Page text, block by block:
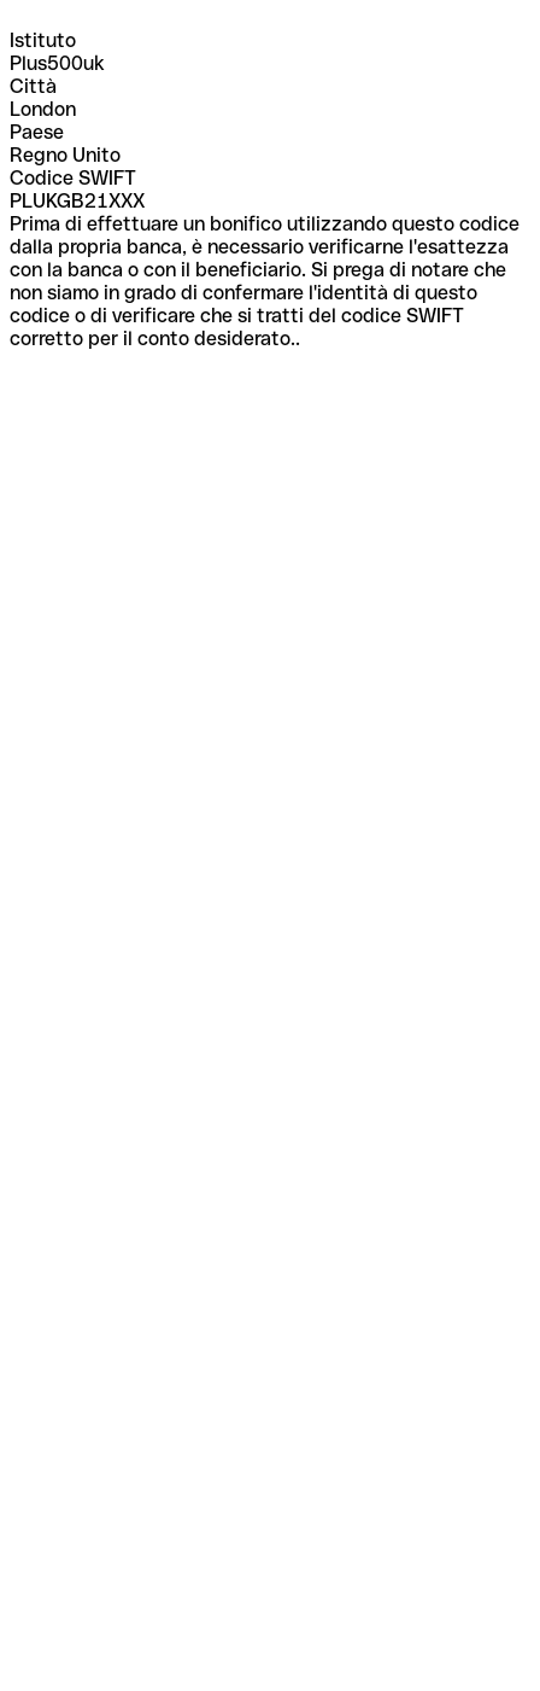
Istituto
Plus500uk
Città
London
Paese
Regno Unito
Codice SWIFT
PLUKGB21XXX
Prima di effettuare un bonifico utilizzando questo codice
dalla propria banca, è necessario verificarne l'esattezza
con la banca o con il beneficiario. Si prega di notare che
non siamo in grado di confermare l'identità di questo
codice o di verificare che si tratti del codice SWIFT
corretto per il conto desiderato..